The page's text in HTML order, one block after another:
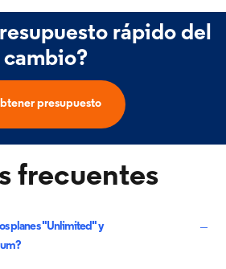
rápido del
cambio?
presupuesto
frecuentes
planes "Unlimited" y